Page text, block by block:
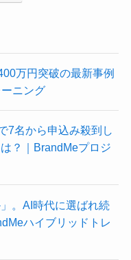
万円突破の最新事例
ニング
7名から申込み殺到し
？｜BrandMeプロジ
。AI時代に選ばれ続
ハイブリッドトレ